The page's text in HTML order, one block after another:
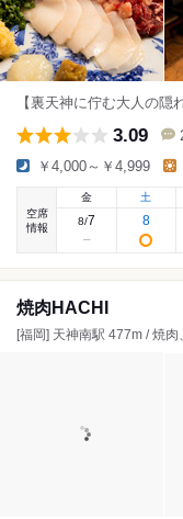
【裏天神に佇む大人の隠
3.09
￥4,000～￥4,999
空席
情報
金
8/7
土
8
焼肉HACHI
[福岡] 天神南駅 477m / 焼肉